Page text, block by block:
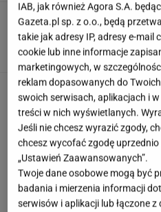
Gawryluk
Nawrockiego.
IAB, jak również Agora S.A.
Gazeta.pl sp. z o.o., będą
takie jak adresy IP, adresy e-
cookie lub inne informacje
marketingowych, w
reklam dopasowanych do
swoich serwisach, aplikacjach i
treści w nich wyświetlanych.
Jeśli nie chcesz wyrazić zgody,
chcesz wycofać zgodę
„Ustawień Zaawansowanych”.
Twoje dane osobowe mogą być
badania i mierzenia informacji
serwisów i aplikacji lub łączone